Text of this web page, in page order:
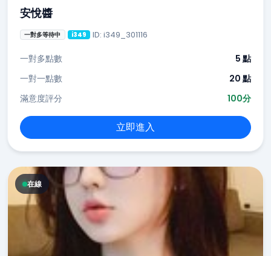
安悅醬
一對多等待中 i349 ID: i349_301116
一對多點數
5 點
一對一點數
20 點
滿意度評分
100分
立即進入
在線